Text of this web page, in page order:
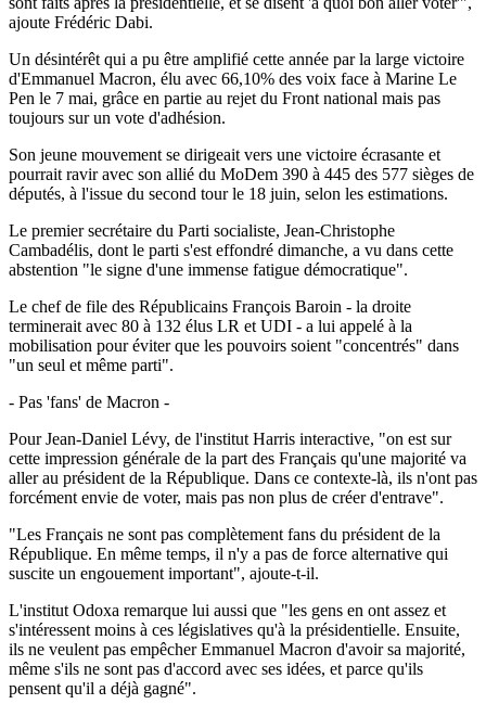
ajoute Frédéric Dabi.
Un désintérêt qui a pu être amplifié cette année par la large victoire
d'Emmanuel Macron, élu avec 66,10% des voix face à Marine Le
Pen le 7 mai, grâce en partie au rejet du Front national mais pas
toujours sur un vote d'adhésion.
Son jeune mouvement se dirigeait vers une victoire écrasante et
pourrait ravir avec son allié du MoDem 390 à 445 des 577 sièges de
députés, à l'issue du second tour le 18 juin, selon les estimations.
Le premier secrétaire du Parti socialiste, Jean-Christophe
Cambadélis, dont le parti s'est effondré dimanche, a vu dans cette
abstention "le signe d'une immense fatigue démocratique".
Le chef de file des Républicains François Baroin - la droite
terminerait avec 80 à 132 élus LR et UDI - a lui appelé à la
mobilisation pour éviter que les pouvoirs soient "concentrés" dans
"un seul et même parti".
- Pas 'fans' de Macron -
Pour Jean-Daniel Lévy, de l'institut Harris interactive, "on est sur
cette impression générale de la part des Français qu'une majorité va
aller au président de la République. Dans ce contexte-là, ils n'ont pas
forcément envie de voter, mais pas non plus de créer d'entrave".
"Les Français ne sont pas complètement fans du président de la
République. En même temps, il n'y a pas de force alternative qui
suscite un engouement important", ajoute-t-il.
L'institut Odoxa remarque lui aussi que "les gens en ont assez et
s'intéressent moins à ces législatives qu'à la présidentielle. Ensuite,
ils ne veulent pas empêcher Emmanuel Macron d'avoir sa majorité,
même s'ils ne sont pas d'accord avec ses idées, et parce qu'ils
pensent qu'il a déjà gagné".